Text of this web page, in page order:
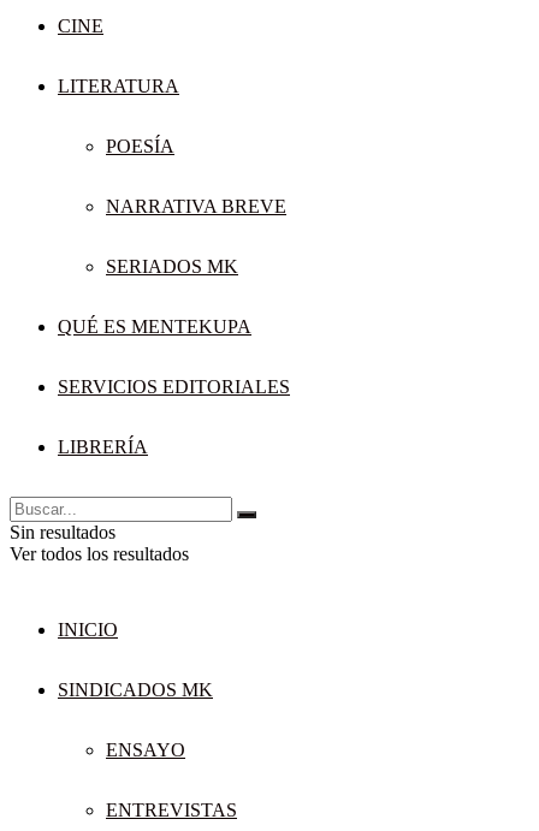
CINE
LITERATURA
POESÍA
NARRATIVA BREVE
SERIADOS MK
QUÉ ES MENTEKUPA
SERVICIOS EDITORIALES
LIBRERÍA
Sin resultados
Ver todos los resultados
INICIO
SINDICADOS MK
ENSAYO
ENTREVISTAS